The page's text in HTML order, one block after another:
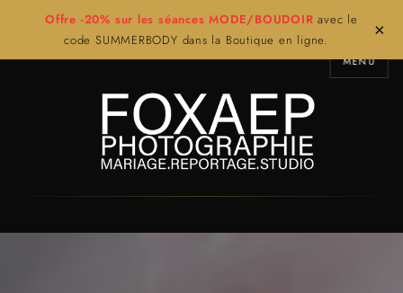
Offre -20% sur les séances MODE/BOUDOIR avec le
code SUMMERBODY dans la Boutique en ligne.
×
MENU